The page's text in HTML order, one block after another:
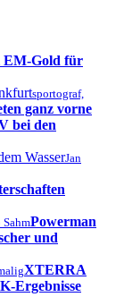
EM-Gold für
sportograf,
ganz vorne
bei den
Jan
Powerman
und
XTERRA
Ergebnisse